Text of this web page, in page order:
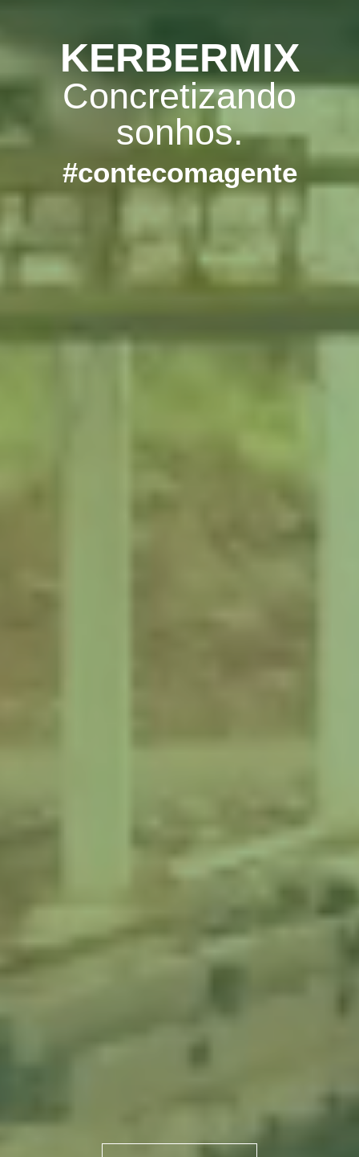
KERBERMIX
Concretizando
sonhos.
#contecomagente